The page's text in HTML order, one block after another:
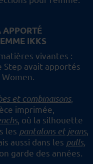
APPORTÉ
IKKS
vivantes :
Step avait apportés
et combinaisons,
imprimée,
, où la silhouette
les pantalons et jeans,
aussi dans les pulls,
garde des années.